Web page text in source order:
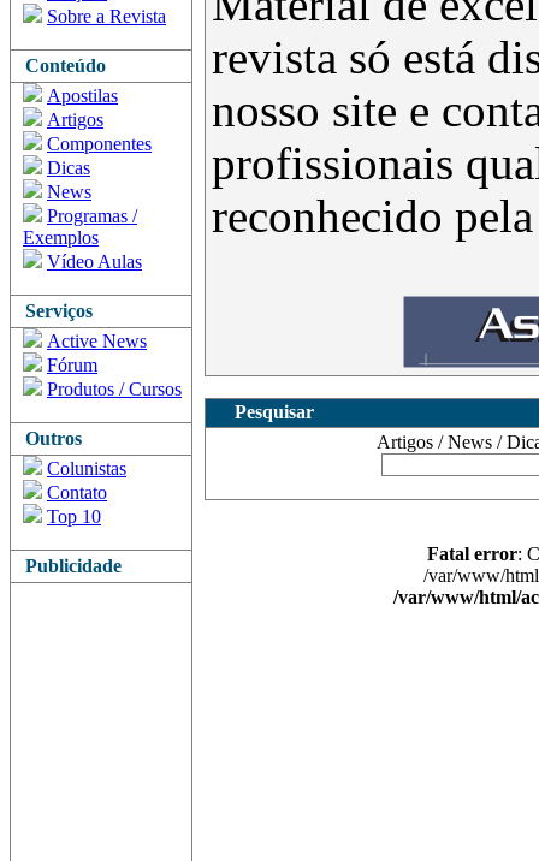
Sobre a Revista
Conteúdo
Apostilas
Artigos
Componentes
Dicas
News
Programas /
Exemplos
Vídeo Aulas
Serviços
Active News
Fórum
Produtos / Cursos
Outros
Colunistas
Contato
Top 10
Publicidade
revista só está
nosso site e
profissionais
reconhecido
Pesquisar
Artigos / News /
Fatal error:
/var/www/
/var/www/html/